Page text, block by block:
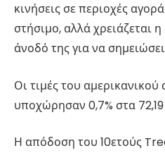
κινήσεις σε περιοχές
στήσιμο, αλλά χρειάζεται
άνοδό της για να
Οι τιμές του
υποχώρησαν 0,7% στα
Η απόδοση του 10ετούς